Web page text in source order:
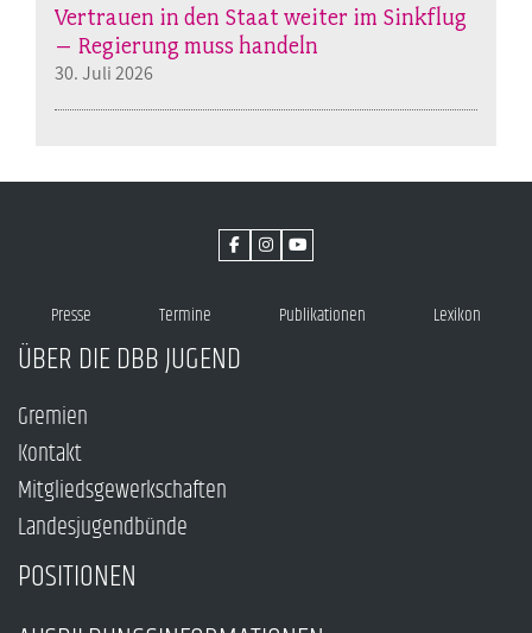
Vertrauen in den Staat weiter im Sinkflug
– Regierung muss handeln
30. Juli 2026
Presse Termine Publikationen Lexikon
ÜBER DIE DBB JUGEND
Gremien
Kontakt
Mitgliedsgewerkschaften
Landesjugendbünde
POSITIONEN